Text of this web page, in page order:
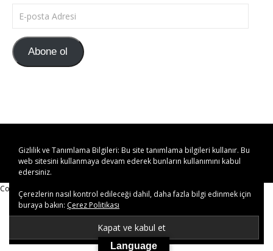
E-posta Adresi
Abone ol
kulturelcisi.com © 2019-2023 Her Hakkı Saklıdır.
Language
Copy Protected by Chetan 's WP-Copyprotect .
Gizlilik ve Tanımlama Bilgileri: Bu site tanımlama bilgileri kullanır. Bu
web sitesini kullanmaya devam ederek bunların kullanımını kabul
edersiniz.
Çerezlerin nasıl kontrol edileceği dahil, daha fazla bilgi edinmek için
buraya bakın: Çerez Politikası